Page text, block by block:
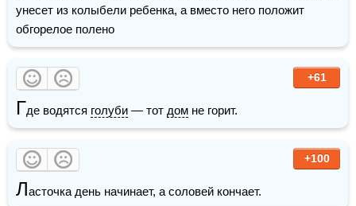
унесет из колыбели ребенка, а вместо него положит
обгорелое полено
+61
Где водятся голуби — тот дом не горит.
+100
Ласточка день начинает, а соловей кончает.